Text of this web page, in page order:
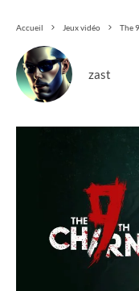
Accueil Jeux vidéo The
zast